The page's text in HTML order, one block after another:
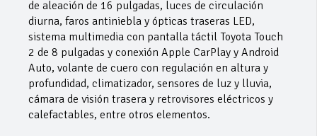
de aleación de 16 pulgadas, luces de circulación
diurna, faros antiniebla y ópticas traseras LED,
sistema multimedia con pantalla táctil Toyota Touch
2 de 8 pulgadas y conexión Apple CarPlay y Android
Auto, volante de cuero con regulación en altura y
profundidad, climatizador, sensores de luz y lluvia,
cámara de visión trasera y retrovisores eléctricos y
calefactables, entre otros elementos.